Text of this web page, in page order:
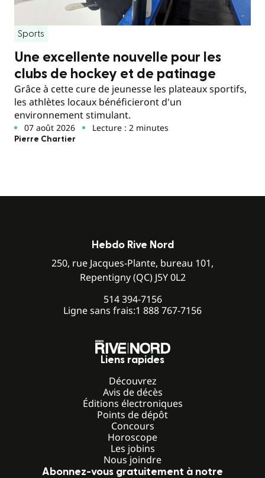
Sports
Une excellente nouvelle pour les
clubs de hockey et de patinage
Grâce à cette cure de jeunesse les plateaux sportifs,
les athlètes locaux bénéficieront d'un
environnement stimulant.
07 août 2026 Lecture : 2 minutes
Pierre Chartier
Hebdo Rive Nord
250, rue Jacques-Plante, bureau 101,
Repentigny (QC) J5Y 0L2
514 394-7156
Ligne sans frais:1 888 767-7156
Liens rapides
Découvrez
Avis de décès
Éditions électroniques
Points de dépôt
Concours
Horoscope
Les jobins
Nous joindre
Abonnez-vous gratuitement à notre